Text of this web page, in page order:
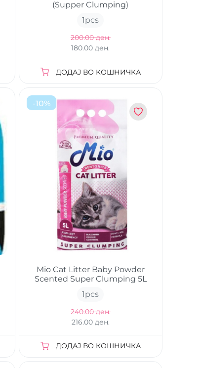
(Supper Clumping)
1pcs
200.00 ден.
180.00 ден.
ДОДАЈ ВО КОШНИЧКА
-10%
Mio Cat Litter Baby Powder
Scented Super Clumping 5L
1pcs
240.00 ден.
216.00 ден.
ДОДАЈ ВО КОШНИЧКА